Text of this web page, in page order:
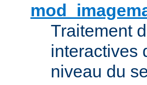
Traitement
interactives
niveau du